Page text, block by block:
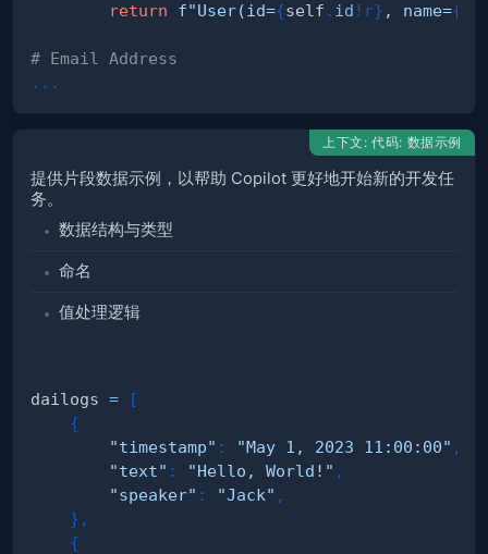
return
f"User(id={self . id !r} , name={
# Email Address
. . .
上下文: 代码: 数据示例
提供片段数据示例，以帮助 Copilot 更好地开始新的开发任
务。
数据结构与类型
命名
值处理逻辑
dailogs =
[
{
"timestamp" : "May 1, 2023 11:00:00" ,
"text" : "Hello, World!" ,
"speaker" : "Jack" ,
} ,
{